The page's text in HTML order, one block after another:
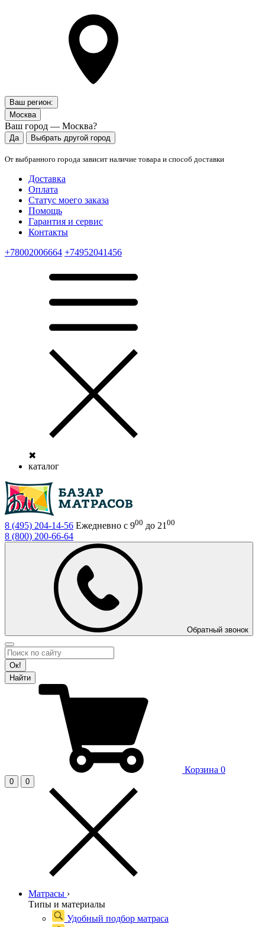
Ваш регион:
Москва
Ваш город — Москва?
Да Выбрать другой город
От выбранного города зависит наличие товара и способ доставки
Доставка
Оплата
Статус моего заказа
Помощь
Гарантия и сервис
Контакты
+78002006664 +74952041456
✖
каталог
8 (495) 204-14-56 Ежедневно с 900 до 21 00
8 (800) 200-66-64
Обратный звонок
Ок!
Найти
Корзина 0
0 0
Матрасы ›
Типы и материалы
Удобный подбор матраса